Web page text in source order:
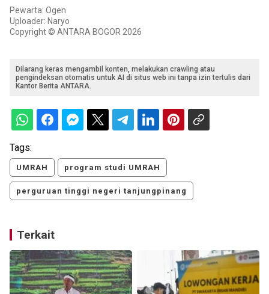
Pewarta: Ogen
Uploader: Naryo
Copyright © ANTARA BOGOR 2026
Dilarang keras mengambil konten, melakukan crawling atau
pengindeksan otomatis untuk AI di situs web ini tanpa izin tertulis dari
Kantor Berita ANTARA.
Tags:
UMRAH program studi UMRAH
perguruan tinggi negeri tanjungpinang
Terkait